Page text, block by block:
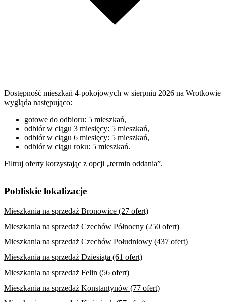
Dostępność mieszkań 4-pokojowych w sierpniu 2026 na Wrotkowie
wygląda następująco:
gotowe do odbioru: 5 mieszkań,
odbiór w ciągu 3 miesięcy: 5 mieszkań,
odbiór w ciągu 6 miesięcy: 5 mieszkań,
odbiór w ciągu roku: 5 mieszkań.
Filtruj oferty korzystając z opcji „termin oddania”.
Pobliskie lokalizacje
Mieszkania na sprzedaż Bronowice (27 ofert)
Mieszkania na sprzedaż Czechów Północny (250 ofert)
Mieszkania na sprzedaż Czechów Południowy (437 ofert)
Mieszkania na sprzedaż Dziesiąta (61 ofert)
Mieszkania na sprzedaż Felin (56 ofert)
Mieszkania na sprzedaż Konstantynów (77 ofert)